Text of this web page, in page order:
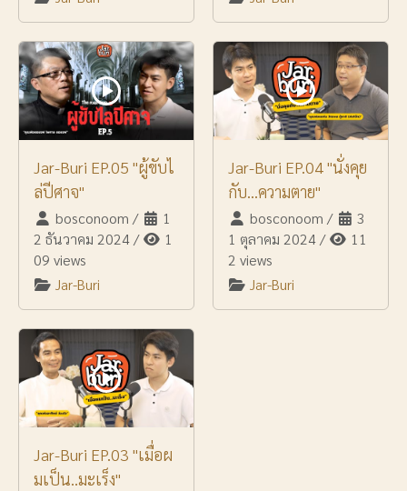
Jar-Buri EP.05 "ผู้ขับไ
ล่ปีศาจ"
bosconoom /
1
2 ธันวาคม 2024/
1
09 views
Jar-Buri
Jar-Buri EP.04 "นั่งคุย
กับ...ความตาย"
bosconoom /
3
1 ตุลาคม 2024/
11
2 views
Jar-Buri
Jar-Buri EP.03 "เมื่อผ
มเป็น..มะเร็ง"